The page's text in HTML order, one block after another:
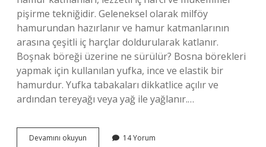
pişirme tekniğidir. Geleneksel olarak milföy
hamurundan hazırlanır ve hamur katmanlarının
arasına çeşitli iç harçlar doldurularak katlanır.
Boşnak böreği üzerine ne sürülür? Bosna börekleri
yapmak için kullanılan yufka, ince ve elastik bir
hamurdur. Yufka tabakaları dikkatlice açılır ve
ardından tereyağı veya yağ ile yağlanır.…
Devamını okuyun 14 Yorum